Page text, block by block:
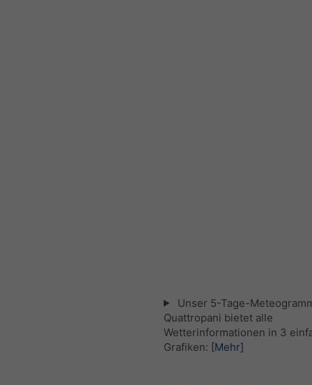
Unser 5-Tage-
Quattropani bietet alle
Wetterinformationen in 3
Grafiken: [Mehr]